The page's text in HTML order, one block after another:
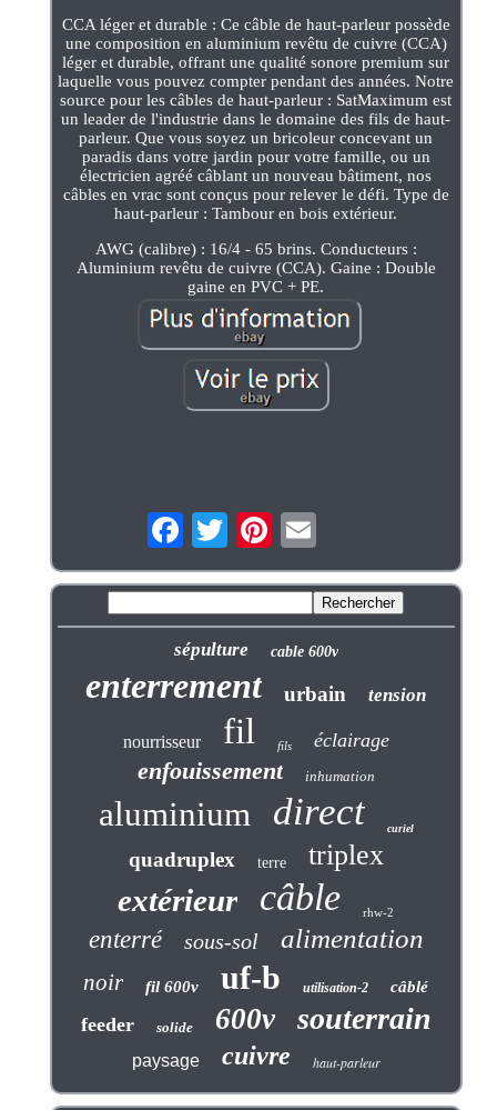
CCA léger et durable : Ce câble de haut-parleur possède
une composition en aluminium revêtu de cuivre (CCA)
léger et durable, offrant une qualité sonore premium sur
laquelle vous pouvez compter pendant des années. Notre
source pour les câbles de haut-parleur : SatMaximum est
un leader de l'industrie dans le domaine des fils de haut-
parleur. Que vous soyez un bricoleur concevant un
paradis dans votre jardin pour votre famille, ou un
électricien agréé câblant un nouveau bâtiment, nos
câbles en vrac sont conçus pour relever le défi. Type de
haut-parleur : Tambour en bois extérieur.
AWG (calibre) : 16/4 - 65 brins. Conducteurs :
Aluminium revêtu de cuivre (CCA). Gaine : Double
gaine en PVC + PE.
sépulture cable 600v
enterrement urbain tension
nourrisseur fil fils éclairage
enfouissement inhumation
aluminium direct curiel
quadruplex terre triplex
extérieur câble rhw-2
enterré sous-sol alimentation
noir fil 600v uf-b utilisation-2 câblé
feeder solide 600v souterrain
paysage cuivre haut-parleur